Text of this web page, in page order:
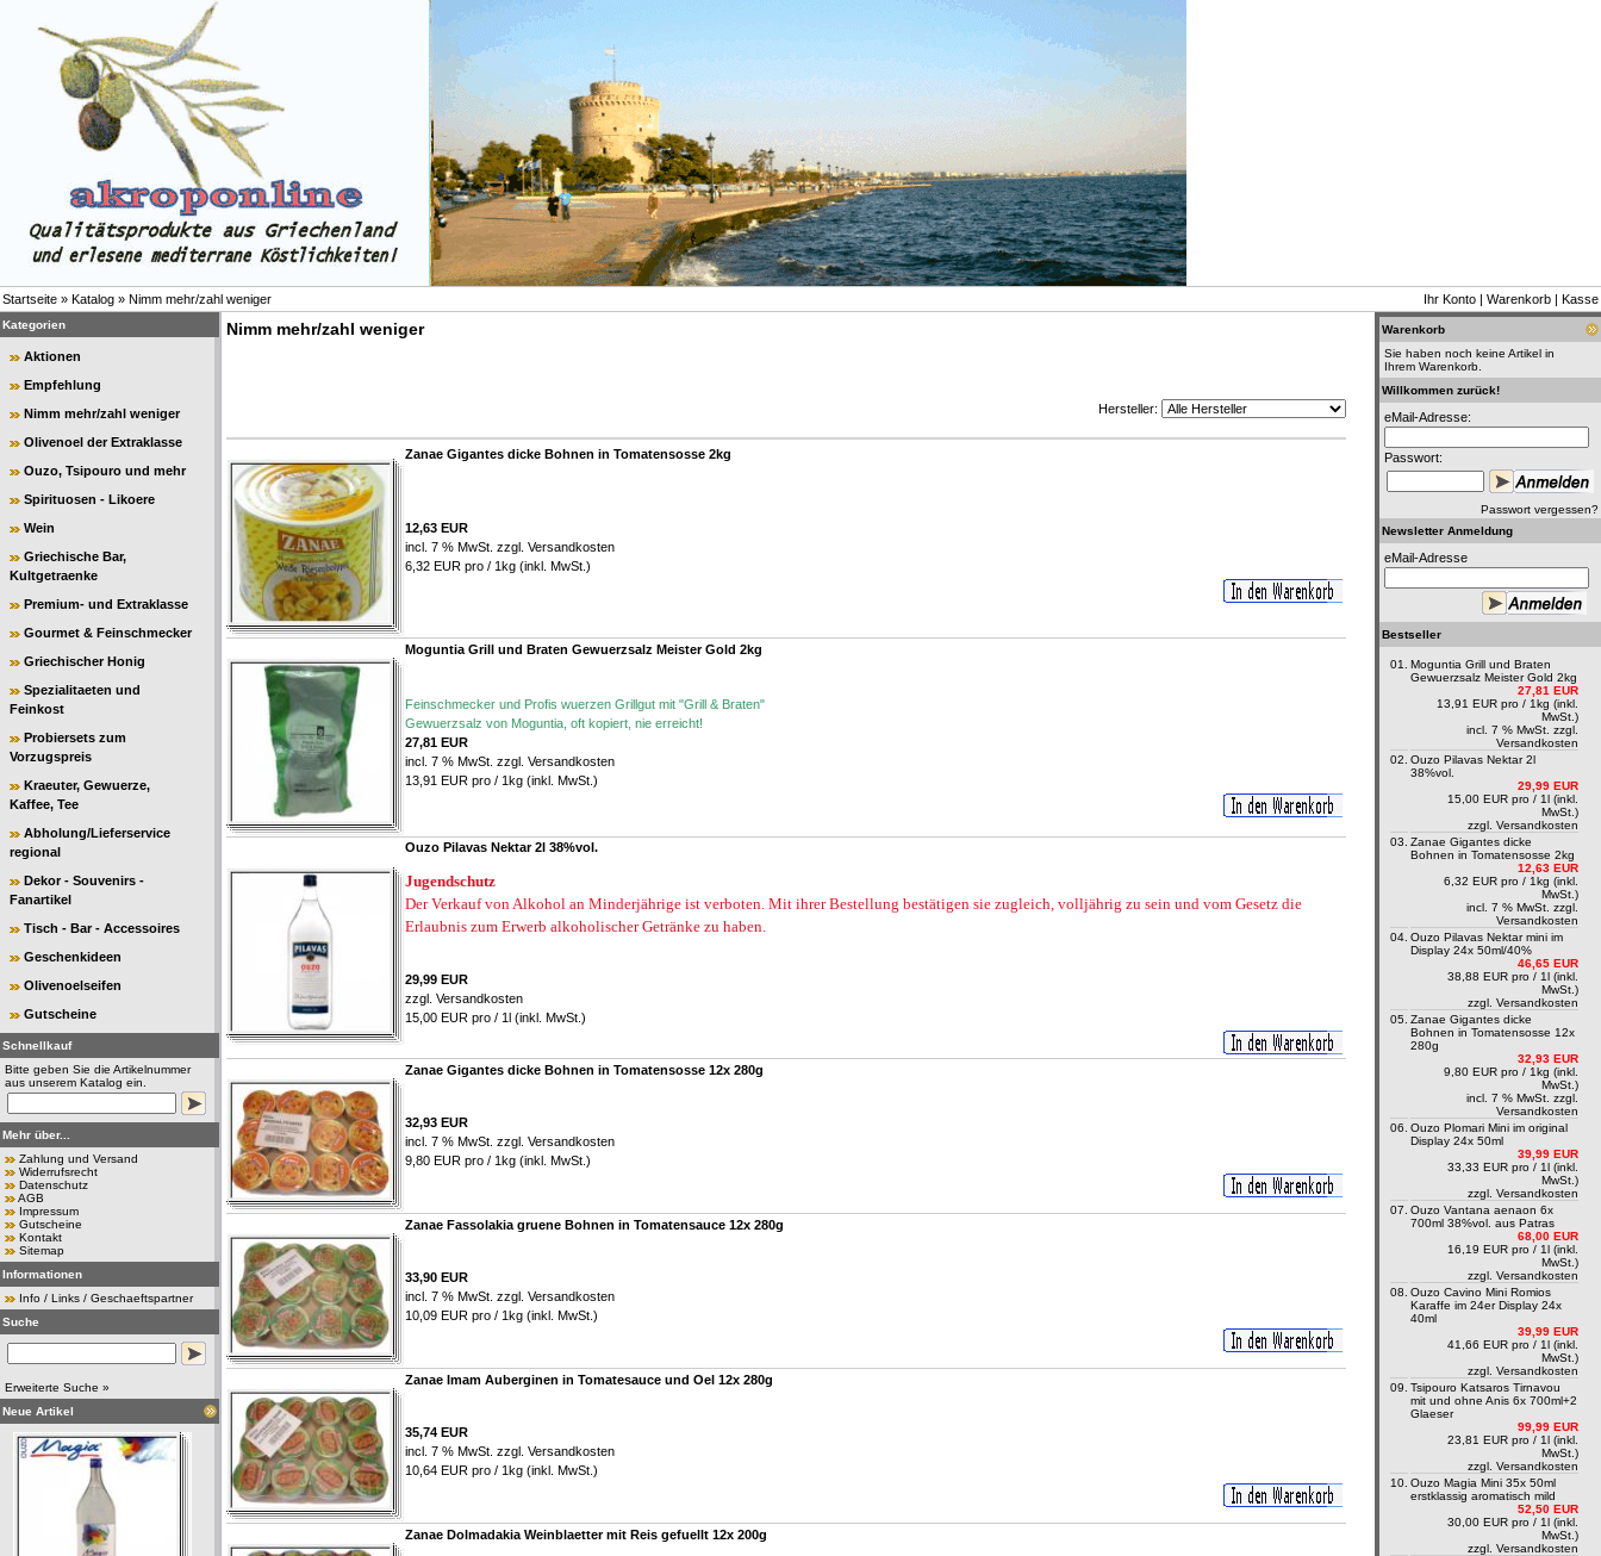
Startseite » Katalog » Nimm mehr/zahl weniger Ihr Konto | Warenkorb | Kasse
Kategorien
Aktionen
Empfehlung
Nimm mehr/zahl weniger
Olivenoel der Extraklasse
Ouzo, Tsipouro und mehr
Spirituosen - Likoere
Wein
Griechische Bar,
Kultgetraenke
Premium- und Extraklasse
Gourmet & Feinschmecker
Griechischer Honig
Spezialitaeten und
Feinkost
Probiersets zum
Vorzugspreis
Kraeuter, Gewuerze,
Kaffee, Tee
Abholung/Lieferservice
regional
Dekor - Souvenirs -
Fanartikel
Tisch - Bar - Accessoires
Geschenkideen
Olivenoelseifen
Gutscheine
Schnellkauf
Bitte geben Sie die Artikelnummer
aus unserem Katalog ein.
Mehr über...
Zahlung und Versand
Widerrufsrecht
Datenschutz
AGB
Impressum
Gutscheine
Kontakt
Sitemap
Informationen
Info / Links / Geschaeftspartner
Suche
Erweiterte Suche »
Neue Artikel
Nimm mehr/zahl weniger
Hersteller:
Zanae Gigantes dicke Bohnen in Tomatensosse 2kg
12,63 EUR
incl. 7 % MwSt. zzgl. Versandkosten
6,32 EUR pro / 1kg (inkl. MwSt.)
Moguntia Grill und Braten Gewuerzsalz Meister Gold 2kg
Feinschmecker und Profis wuerzen Grillgut mit "Grill & Braten"
Gewuerzsalz von Moguntia, oft kopiert, nie erreicht!
27,81 EUR
incl. 7 % MwSt. zzgl. Versandkosten
13,91 EUR pro / 1kg (inkl. MwSt.)
Ouzo Pilavas Nektar 2l 38%vol.
Jugendschutz
Der Verkauf von Alkohol an Minderjährige ist verboten. Mit ihrer Bestellung bestätigen sie zugleich, volljährig zu sein und vom Gesetz die
Erlaubnis zum Erwerb alkoholischer Getränke zu haben.
29,99 EUR
zzgl. Versandkosten
15,00 EUR pro / 1l (inkl. MwSt.)
Zanae Gigantes dicke Bohnen in Tomatensosse 12x 280g
32,93 EUR
incl. 7 % MwSt. zzgl. Versandkosten
9,80 EUR pro / 1kg (inkl. MwSt.)
Zanae Fassolakia gruene Bohnen in Tomatensauce 12x 280g
33,90 EUR
incl. 7 % MwSt. zzgl. Versandkosten
10,09 EUR pro / 1kg (inkl. MwSt.)
Zanae Imam Auberginen in Tomatesauce und Oel 12x 280g
35,74 EUR
incl. 7 % MwSt. zzgl. Versandkosten
10,64 EUR pro / 1kg (inkl. MwSt.)
Zanae Dolmadakia Weinblaetter mit Reis gefuellt 12x 200g
Warenkorb
Sie haben noch keine Artikel in
Ihrem Warenkorb.
Willkommen zurück!
eMail-Adresse:
Passwort:
Passwort vergessen?
Newsletter Anmeldung
eMail-Adresse
Bestseller
01.
Moguntia Grill und Braten
Gewuerzsalz Meister Gold 2kg
27,81 EUR
13,91 EUR pro / 1kg (inkl.
MwSt.)
incl. 7 % MwSt. zzgl.
Versandkosten
02. Ouzo Pilavas Nektar 2l
38%vol.
29,99 EUR
15,00 EUR pro / 1l (inkl.
MwSt.)
zzgl. Versandkosten
03. Zanae Gigantes dicke
Bohnen in Tomatensosse 2kg
12,63 EUR
6,32 EUR pro / 1kg (inkl.
MwSt.)
incl. 7 % MwSt. zzgl.
Versandkosten
04. Ouzo Pilavas Nektar mini im
Display 24x 50ml/40%
46,65 EUR
38,88 EUR pro / 1l (inkl.
MwSt.)
zzgl. Versandkosten
05. Zanae Gigantes dicke
Bohnen in Tomatensosse 12x
280g
32,93 EUR
9,80 EUR pro / 1kg (inkl.
MwSt.)
incl. 7 % MwSt. zzgl.
Versandkosten
06. Ouzo Plomari Mini im original
Display 24x 50ml
39,99 EUR
33,33 EUR pro / 1l (inkl.
MwSt.)
zzgl. Versandkosten
07. Ouzo Vantana aenaon 6x
700ml 38%vol. aus Patras
68,00 EUR
16,19 EUR pro / 1l (inkl.
MwSt.)
zzgl. Versandkosten
08. Ouzo Cavino Mini Romios
Karaffe im 24er Display 24x
40ml
39,99 EUR
41,66 EUR pro / 1l (inkl.
MwSt.)
zzgl. Versandkosten
09. Tsipouro Katsaros Tirnavou
mit und ohne Anis 6x 700ml+2
Glaeser
99,99 EUR
23,81 EUR pro / 1l (inkl.
MwSt.)
zzgl. Versandkosten
10. Ouzo Magia Mini 35x 50ml
erstklassig aromatisch mild
52,50 EUR
30,00 EUR pro / 1l (inkl.
MwSt.)
zzgl. Versandkosten